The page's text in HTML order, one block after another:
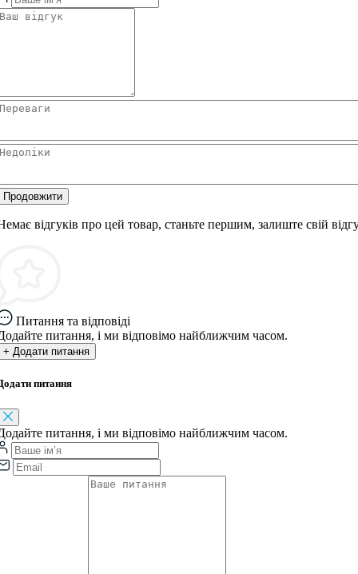
Продовжити
відгуків про цей товар, станьте першим, залиште свій
Питання та відповіді
питання, і ми відповімо найближчим часом.
+ Додати питання
питання
питання, і ми відповімо найближчим часом.